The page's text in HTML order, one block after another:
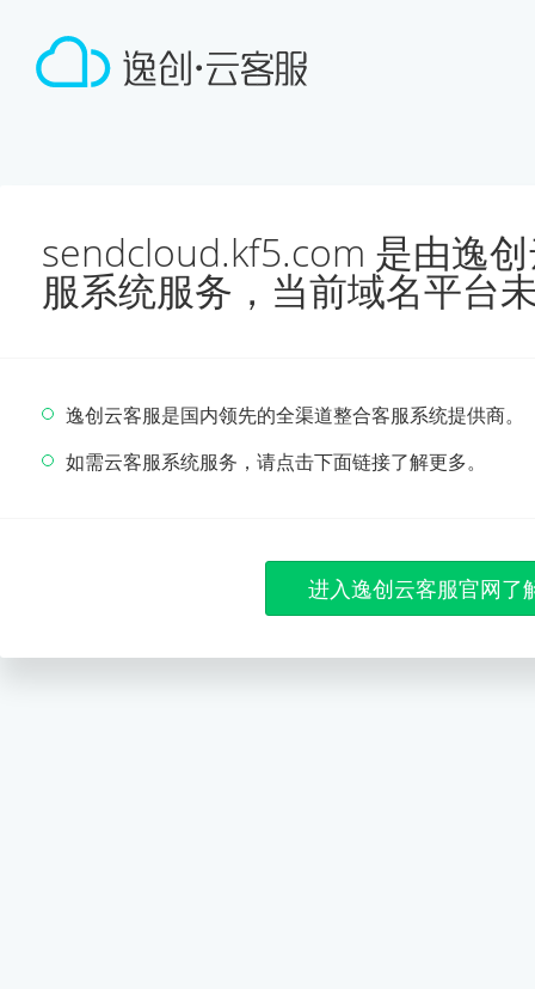
sendcloud.kf5.com 是由逸
服系统服务，当前域名平台
逸创云客服是国内领先的全渠道整合客服系统提供商。
如需云客服系统服务，请点击下面链接了解更多。
进入逸创云客服官网了